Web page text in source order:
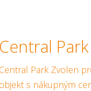
Park Zvolen
s nákupným